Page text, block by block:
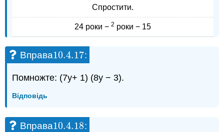
Спростити.
24 роки −2 роки − 15
Вправа10.4.17
10.4.17:
Помножте: (7y+ 1) (8y − 3).
Відповідь
Вправа10.4.18
10.4.18: